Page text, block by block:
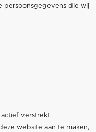
persoonsgegevens die wij
verstrekt
website aan te maken,